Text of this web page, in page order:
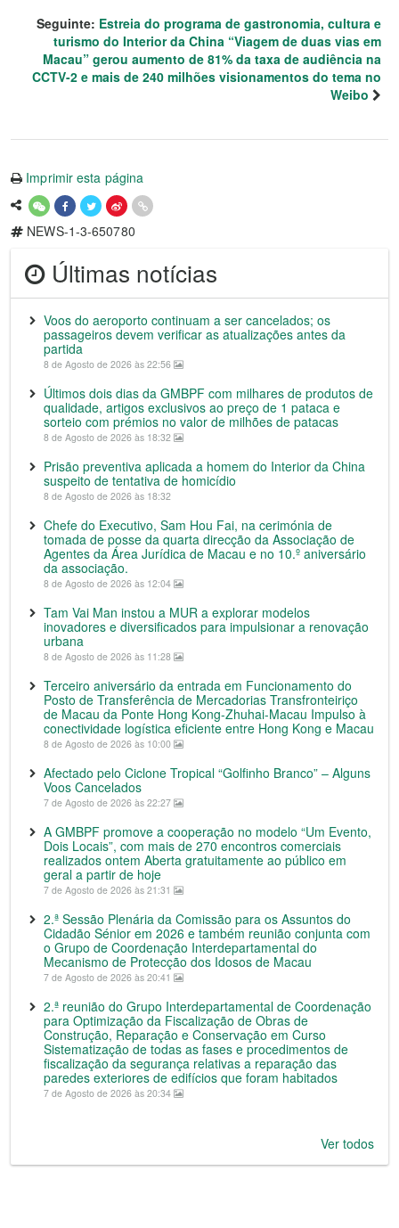
Seguinte: Estreia do programa de gastronomia, cultura e
turismo do Interior da China “Viagem de duas vias em
Macau” gerou aumento de 81% da taxa de audiência na
CCTV-2 e mais de 240 milhões visionamentos do tema no
Weibo
Imprimir esta página
NEWS-1-3-650780
Últimas notícias
Voos do aeroporto continuam a ser cancelados; os
passageiros devem verificar as atualizações antes da
partida
8 de Agosto de 2026 às 22:56
Últimos dois dias da GMBPF com milhares de produtos de
qualidade, artigos exclusivos ao preço de 1 pataca e
sorteio com prémios no valor de milhões de patacas
8 de Agosto de 2026 às 18:32
Prisão preventiva aplicada a homem do Interior da China
suspeito de tentativa de homicídio
8 de Agosto de 2026 às 18:32
Chefe do Executivo, Sam Hou Fai, na cerimónia de
tomada de posse da quarta direcção da Associação de
Agentes da Área Jurídica de Macau e no 10.º aniversário
da associação.
8 de Agosto de 2026 às 12:04
Tam Vai Man instou a MUR a explorar modelos
inovadores e diversificados para impulsionar a renovação
urbana
8 de Agosto de 2026 às 11:28
Terceiro aniversário da entrada em Funcionamento do
Posto de Transferência de Mercadorias Transfronteiriço
de Macau da Ponte Hong Kong-Zhuhai-Macau Impulso à
conectividade logística eficiente entre Hong Kong e Macau
8 de Agosto de 2026 às 10:00
Afectado pelo Ciclone Tropical “Golfinho Branco” – Alguns
Voos Cancelados
7 de Agosto de 2026 às 22:27
A GMBPF promove a cooperação no modelo “Um Evento,
Dois Locais”, com mais de 270 encontros comerciais
realizados ontem Aberta gratuitamente ao público em
geral a partir de hoje
7 de Agosto de 2026 às 21:31
2.ª Sessão Plenária da Comissão para os Assuntos do
Cidadão Sénior em 2026 e também reunião conjunta com
o Grupo de Coordenação Interdepartamental do
Mecanismo de Protecção dos Idosos de Macau
7 de Agosto de 2026 às 20:41
2.ª reunião do Grupo Interdepartamental de Coordenação
para Optimização da Fiscalização de Obras de
Construção, Reparação e Conservação em Curso
Sistematização de todas as fases e procedimentos de
fiscalização da segurança relativas a reparação das
paredes exteriores de edifícios que foram habitados
7 de Agosto de 2026 às 20:34
Ver todos